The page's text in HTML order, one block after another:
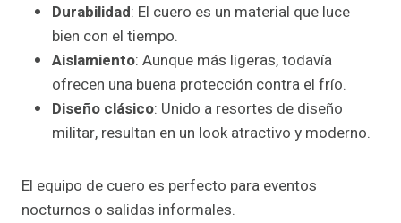
Durabilidad: El cuero es un material que luce
bien con el tiempo.
Aislamiento: Aunque más ligeras, todavía
ofrecen una buena protección contra el frío.
Diseño clásico: Unido a resortes de diseño
militar, resultan en un look atractivo y moderno.
El equipo de cuero es perfecto para eventos
nocturnos o salidas informales.